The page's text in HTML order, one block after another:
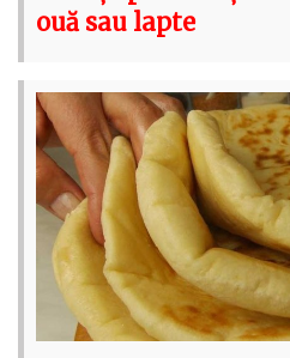
ouă sau lapte